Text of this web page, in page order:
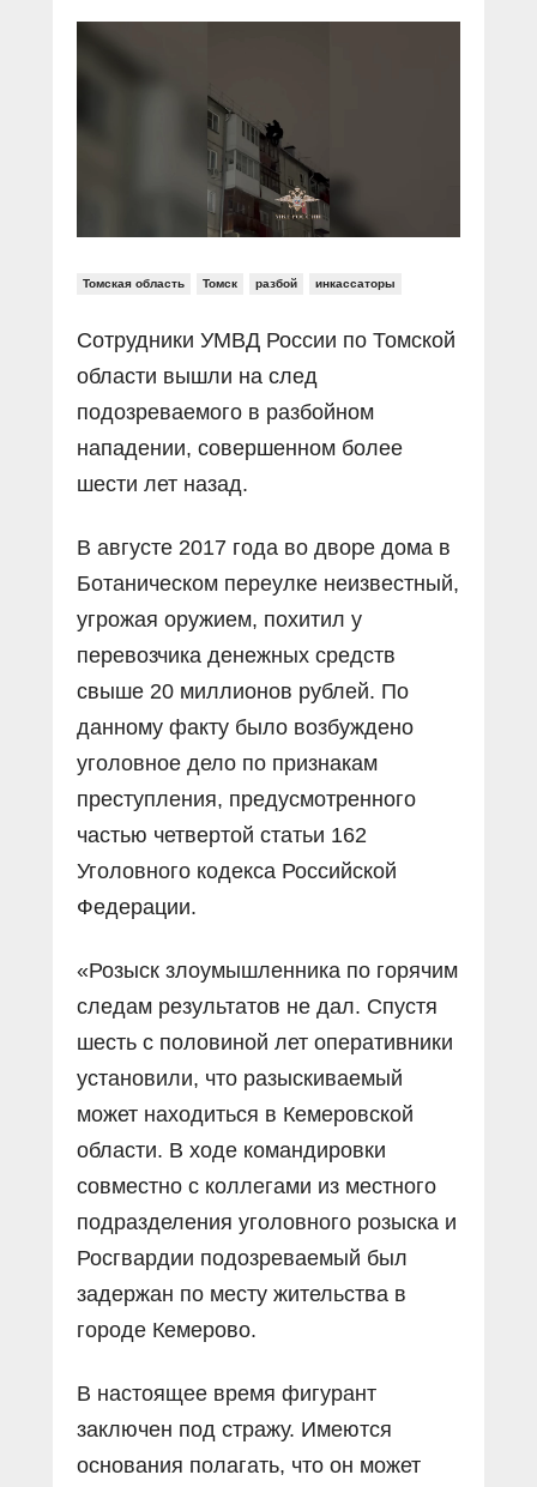
КиберПОСТОВОЙ
О ПОРТАЛЕ
Томская область Томск разбой инкассаторы
Сотрудники УМВД России по Томской
области вышли на след
подозреваемого в разбойном
нападении, совершенном более
шести лет назад.
В августе 2017 года во дворе дома в
Ботаническом переулке неизвестный,
угрожая оружием, похитил у
перевозчика денежных средств
свыше 20 миллионов рублей. По
данному факту было возбуждено
уголовное дело по признакам
преступления, предусмотренного
частью четвертой статьи 162
Уголовного кодекса Российской
Федерации.
«Розыск злоумышленника по горячим
следам результатов не дал. Спустя
шесть с половиной лет оперативники
установили, что разыскиваемый
может находиться в Кемеровской
области. В ходе командировки
совместно с коллегами из местного
подразделения уголовного розыска и
Росгвардии подозреваемый был
задержан по месту жительства в
городе Кемерово.
В настоящее время фигурант
заключен под стражу. Имеются
основания полагать, что он может